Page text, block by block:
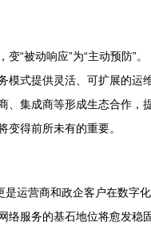
“被动响应”为“主动预防”。
式提供灵活、可扩展的运维
集成商等形成生态合作，
得前所未有的重要。
运营商和政企客户在数字
服务的基石地位将愈发稳